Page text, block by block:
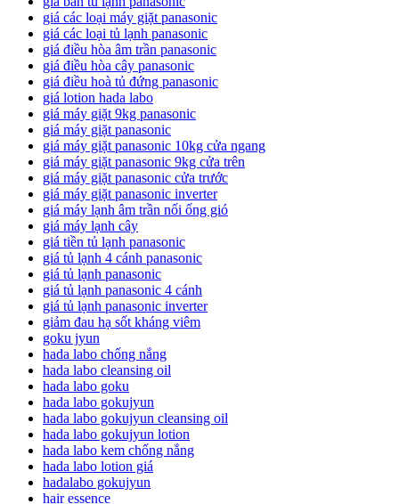
giá các loại máy giặt panasonic
giá các loại tủ lạnh panasonic
giá điều hòa âm trần panasonic
giá điều hòa cây panasonic
giá điều hoà tủ đứng panasonic
giá lotion hada labo
giá máy giặt 9kg panasonic
giá máy giặt panasonic
giá máy giặt panasonic 10kg cửa ngang
giá máy giặt panasonic 9kg cửa trên
giá máy giặt panasonic cửa trước
giá máy giặt panasonic inverter
giá máy lạnh âm trần nối ống gió
giá máy lạnh cây
giá tiền tủ lạnh panasonic
giá tủ lạnh 4 cánh panasonic
giá tủ lạnh panasonic
giá tủ lạnh panasonic 4 cánh
giá tủ lạnh panasonic inverter
giảm đau hạ sốt kháng viêm
goku jyun
hada labo chống nắng
hada labo cleansing oil
hada labo goku
hada labo gokujyun
hada labo gokujyun cleansing oil
hada labo gokujyun lotion
hada labo kem chống nắng
hada labo lotion giá
hadalabo gokujyun
hair essence